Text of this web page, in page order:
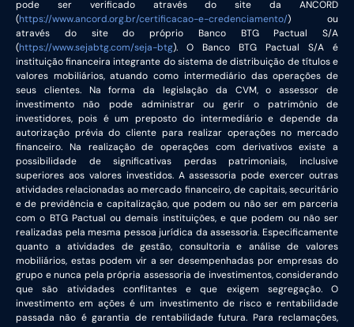
pode ser verificado através do site da ANCORD
(https://www.ancord.org.br/certificacao-e-credenciamento/) ou
através do site do próprio Banco BTG Pactual S/A
(https://www.sejabtg.com/seja-btg). O Banco BTG Pactual S/A é
instituição financeira integrante do sistema de distribuição de títulos e
valores mobiliários, atuando como intermediário das operações de
seus clientes. Na forma da legislação da CVM, o assessor de
investimento não pode administrar ou gerir o patrimônio de
investidores, pois é um preposto do intermediário e depende da
autorização prévia do cliente para realizar operações no mercado
financeiro. Na realização de operações com derivativos existe a
possibilidade de significativas perdas patrimoniais, inclusive
superiores aos valores investidos. A assessoria pode exercer outras
atividades relacionadas ao mercado financeiro, de capitais, securitário
e de previdência e capitalização, que podem ou não ser em parceria
com o BTG Pactual ou demais instituições, e que podem ou não ser
realizadas pela mesma pessoa jurídica da assessoria. Especificamente
quanto a atividades de gestão, consultoria e análise de valores
mobiliários, estas podem vir a ser desempenhadas por empresas do
grupo e nunca pela própria assessoria de investimentos, considerando
que são atividades conflitantes e que exigem segregação. O
investimento em ações é um investimento de risco e rentabilidade
passada não é garantia de rentabilidade futura. Para reclamações,